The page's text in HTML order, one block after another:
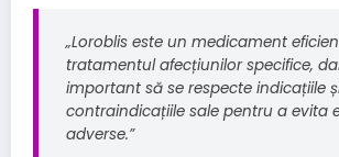
„Loroblis este un medicament
tratamentul afecțiunilor specifice,
important să se respecte indicațiile
contraindicațiile sale pentru a evita
adverse.”